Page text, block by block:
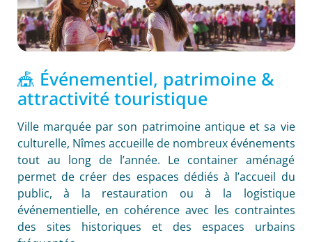
🎪 Événementiel, patrimoine &
attractivité touristique
Ville marquée par son patrimoine antique et sa vie
culturelle, Nîmes accueille de nombreux événements
tout au long de l’année. Le container aménagé
permet de créer des espaces dédiés à l’accueil du
public, à la restauration ou à la logistique
événementielle, en cohérence avec les contraintes
des sites historiques et des espaces urbains